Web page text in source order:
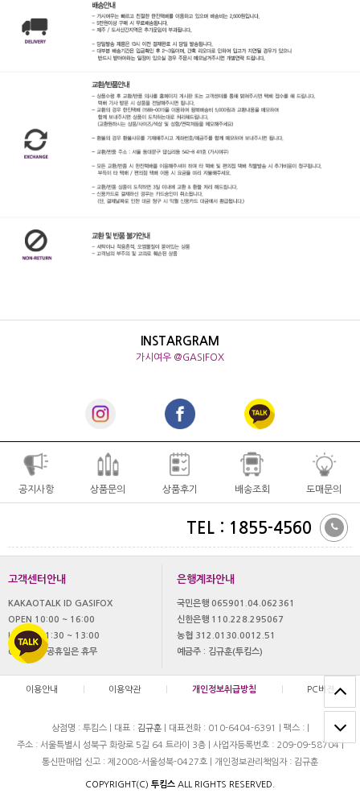
INSTARGRAM
가시여우 @GASIFOX
공지사항 상품문의 상품후기 배송조회 도매문의
TEL : 1855-4560
고객센터안내
KAKAOTALK ID GASIFOX
OPEN 10:00 ~ 16:00
LUNCH 11:30 ~ 13:00
OFF 토,일 공휴일은 휴무
은행계좌안내
국민은행 065901.04.062361
신한은행 110.228.295067
농협 312.0130.0012.51
예금주 : 김규훈(투킴스)
이용안내 이용약관 개인정보취급방침 PC버젼
상점명 : 투킴스 대표 : 김규훈 대표전화 : 010-6404-6391 팩스 :
주소 : 서울특별시 성북구 화랑로 5길 64 트라이 3층
사업자등록번호 : 209-09-58704 |
통신판매업 신고 : 제2008-서울성북-0427호
개인정보관리책임자 : 김규훈
COPYRIGHT(C) 투킴스 ALL RIGHTS RESERVED.